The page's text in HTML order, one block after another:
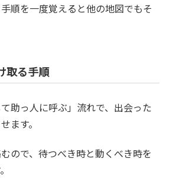
順を一度覚えると他の地図でもそ
取る手順
助っ人に呼ぶ」流れで、出会った
ます。
ので、待つべき時と動くべき時を